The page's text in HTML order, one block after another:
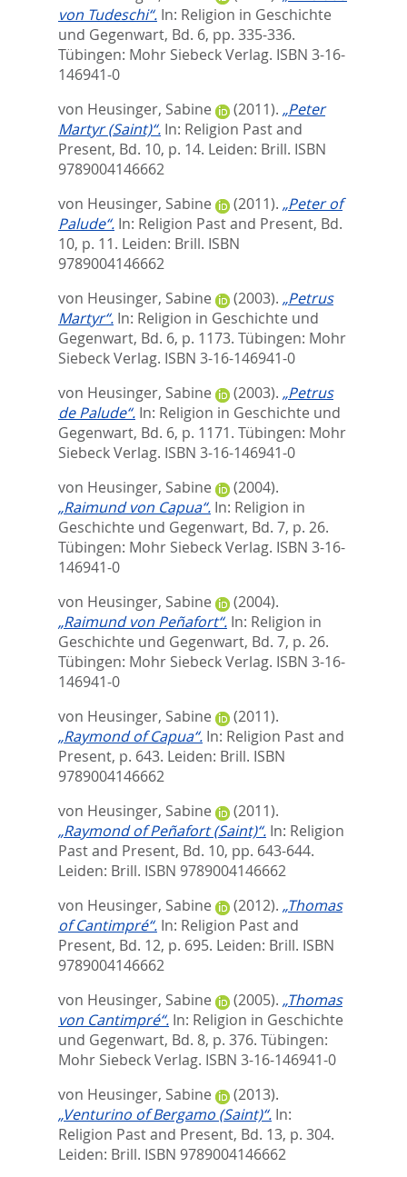
von Tudeschi“. In: Religion in Geschichte
und Gegenwart, Bd. 6, pp. 335-336.
Tübingen: Mohr Siebeck Verlag. ISBN 3-16-
146941-0
von Heusinger, Sabine
(2011). „Peter
Martyr (Saint)“. In: Religion Past and
Present, Bd. 10, p. 14. Leiden: Brill. ISBN
9789004146662
von Heusinger, Sabine
(2011). „Peter of
Palude“. In: Religion Past and Present, Bd.
10, p. 11. Leiden: Brill. ISBN
9789004146662
von Heusinger, Sabine
(2003). „Petrus
Martyr“. In: Religion in Geschichte und
Gegenwart, Bd. 6, p. 1173. Tübingen: Mohr
Siebeck Verlag. ISBN 3-16-146941-0
von Heusinger, Sabine
(2003). „Petrus
de Palude“. In: Religion in Geschichte und
Gegenwart, Bd. 6, p. 1171. Tübingen: Mohr
Siebeck Verlag. ISBN 3-16-146941-0
von Heusinger, Sabine
(2004).
„Raimund von Capua“. In: Religion in
Geschichte und Gegenwart, Bd. 7, p. 26.
Tübingen: Mohr Siebeck Verlag. ISBN 3-16-
146941-0
von Heusinger, Sabine
(2004).
„Raimund von Peñafort“. In: Religion in
Geschichte und Gegenwart, Bd. 7, p. 26.
Tübingen: Mohr Siebeck Verlag. ISBN 3-16-
146941-0
von Heusinger, Sabine
(2011).
„Raymond of Capua“. In: Religion Past and
Present, p. 643. Leiden: Brill. ISBN
9789004146662
von Heusinger, Sabine
(2011).
„Raymond of Peñafort (Saint)“. In: Religion
Past and Present, Bd. 10, pp. 643-644.
Leiden: Brill. ISBN 9789004146662
von Heusinger, Sabine
(2012). „Thomas
of Cantimpré“. In: Religion Past and
Present, Bd. 12, p. 695. Leiden: Brill. ISBN
9789004146662
von Heusinger, Sabine
(2005). „Thomas
von Cantimpré“. In: Religion in Geschichte
und Gegenwart, Bd. 8, p. 376. Tübingen:
Mohr Siebeck Verlag. ISBN 3-16-146941-0
von Heusinger, Sabine
(2013).
„Venturino of Bergamo (Saint)“. In:
Religion Past and Present, Bd. 13, p. 304.
Leiden: Brill. ISBN 9789004146662